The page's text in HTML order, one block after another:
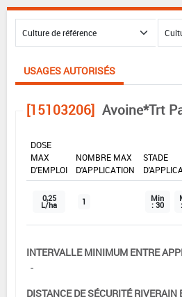
USAGES AUTORISÉS
[15103206] Avoine*Trt
DOSE
MAX
D'EMPLOI
NOMBRE MAX
D'APPLICATION
STADE
0,25
L/ha 1 Min
: 30
INTERVALLE MINIMUM ENTRE
-
DISTANCE DE SÉCURITÉ RIVERAIN